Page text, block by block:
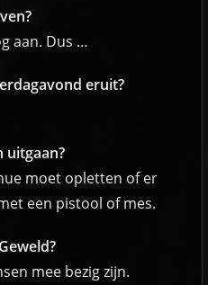
aan. Dus …
eruit?
uitgaan?
moet opletten of er
een pistool of mes.
mee bezig zijn.